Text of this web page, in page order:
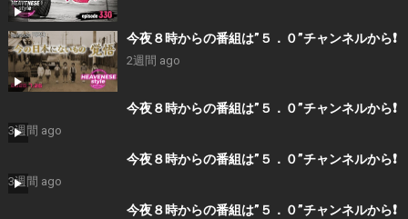
今夜８時からの番組は”５．０”チャンネルから❗️
2週間 ago
今夜８時からの番組は”５．０”チャンネルから❗️
3週間 ago
今夜８時からの番組は”５．０”チャンネルから❗️
3週間 ago
今夜８時からの番組は”５．０”チャンネルから❗️